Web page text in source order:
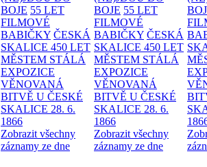
BOJE 55 LET
FILMOVÉ
BABIČKY ČESKÁ
SKALICE 450 LET
MĚSTEM STÁLÁ
EXPOZICE
VĚNOVANÁ
BITVĚ U ČESKÉ
SKALICE 28. 6.
1866
Zobrazit všechny
záznamy ze dne
BOJE 55 LET
FILMOVÉ
BABIČKY ČESKÁ
SKALICE 450 LET
MĚSTEM STÁLÁ
EXPOZICE
VĚNOVANÁ
BITVĚ U ČESKÉ
SKALICE 28. 6.
1866
Zobrazit všechny
záznamy ze dne